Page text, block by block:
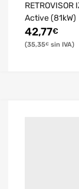
RETROVISOR
Active (81kW)
42,77€
35,35€